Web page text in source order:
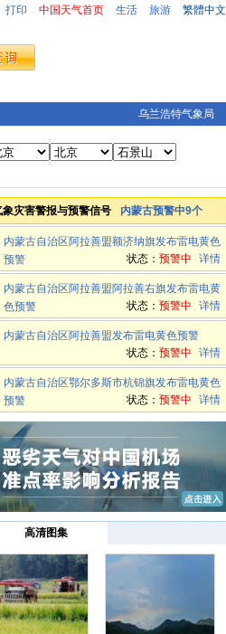
打印 中国天气首页 生活 旅游
繁體中文
乌兰浩特气象局
象灾害警报与预警信号 内蒙古预警中9个
内蒙古自治区阿拉善盟额济纳旗发布雷电黄色
预警
状态： 预警中 详情
内蒙古自治区阿拉善盟阿拉善右旗发布雷电黄
色预警
状态： 预警中 详情
内蒙古自治区阿拉善盟发布雷电黄色预警
状态： 预警中 详情
内蒙古自治区鄂尔多斯市杭锦旗发布雷电黄色
预警
状态： 预警中 详情
高清图集